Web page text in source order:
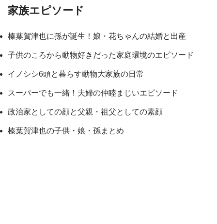
家族エピソード
榛葉賀津也に孫が誕生！娘・花ちゃんの結婚と出産
子供のころから動物好きだった家庭環境のエピソード
イノシシ6頭と暮らす動物大家族の日常
スーパーでも一緒！夫婦の仲睦まじいエピソード
政治家としての顔と父親・祖父としての素顔
榛葉賀津也の子供・娘・孫まとめ